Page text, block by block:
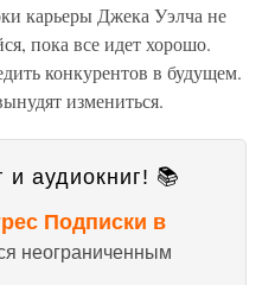
карьеры Джека Уэлча не
пока все идет хорошо.
конкурентов в будущем.
измениться.
и аудиокниг! 📚
Подписки в
неограниченным